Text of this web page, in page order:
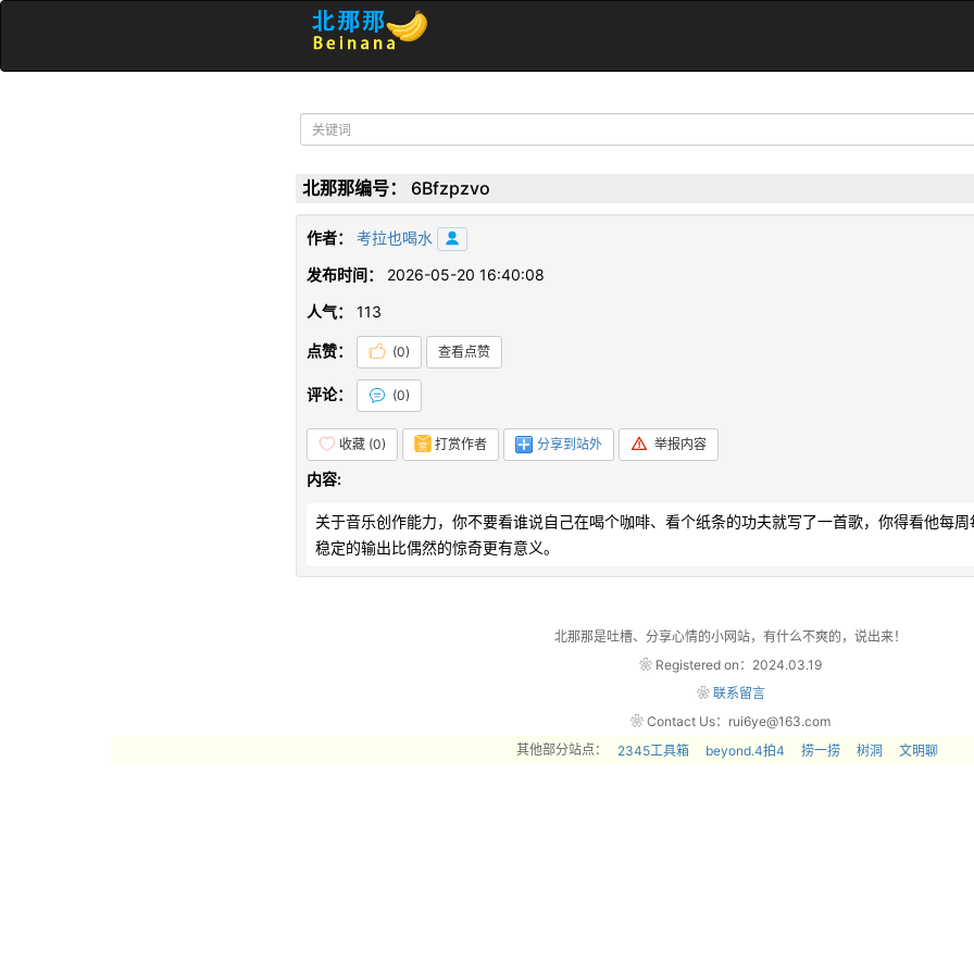
北那那编号： 6Bfzpzvo
作者： 考拉也喝水
发布时间：
2026-05-20 16:40:08
人气：
113
点赞： (0) 查看点赞
评论： (0)
收藏 (0) 打赏作者 分享到站外 举报内容
内容:
关于音乐创作能力，你不要看谁说自己在喝个咖啡、看个纸条的功夫就写了一首歌，你得看他每周
稳定的输出比偶然的惊奇更有意义。
北那那是吐槽、分享心情的小网站，有什么不爽的，说出来！
❀ Registered on：2024.03.19
❀ 联系留言
❀ Contact Us：rui6ye@163.com
其他部分站点：
2345工具箱 beyond.4拍4 捞一捞 树洞 文明聊